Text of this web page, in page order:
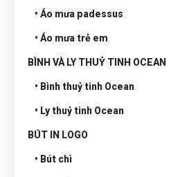
• Áo mưa padessus
• Áo mưa trẻ em
BÌNH VÀ LY THUỶ TINH OCEAN
• Bình thuỷ tinh Ocean
• Ly thuỷ tinh Ocean
BÚT IN LOGO
• Bút chì